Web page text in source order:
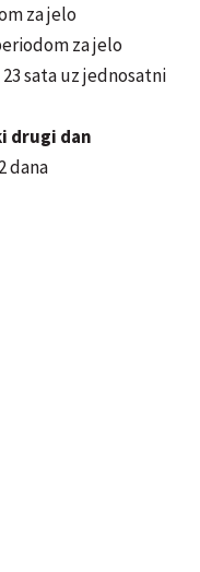
za jelo
za jelo
sata uz jednosatni
drugi dan
dana